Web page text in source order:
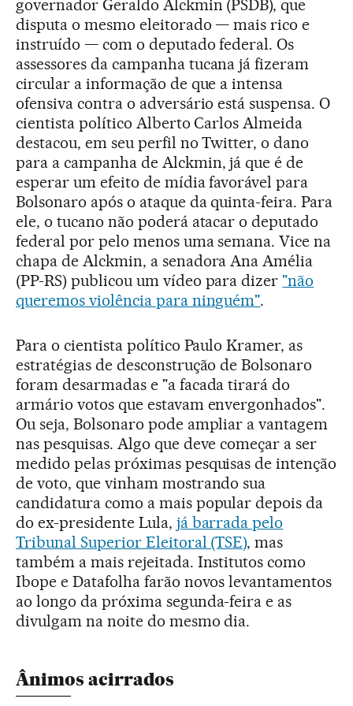
governador Geraldo Alckmin (PSDB), que
disputa o mesmo eleitorado — mais rico e
instruído — com o deputado federal. Os
assessores da campanha tucana já fizeram
circular a informação de que a intensa
ofensiva contra o adversário está suspensa. O
cientista político Alberto Carlos Almeida
destacou, em seu perfil no Twitter, o dano
para a campanha de Alckmin, já que é de
esperar um efeito de mídia favorável para
Bolsonaro após o ataque da quinta-feira. Para
ele, o tucano não poderá atacar o deputado
federal por pelo menos uma semana. Vice na
chapa de Alckmin, a senadora Ana Amélia
(PP-RS) publicou um vídeo para dizer"não
queremos violência para ninguém".
Para o cientista político Paulo Kramer, as
estratégias de desconstrução de Bolsonaro
foram desarmadas e "a facada tirará do
armário votos que estavam envergonhados".
Ou seja, Bolsonaro pode ampliar a vantagem
nas pesquisas. Algo que deve começar a ser
medido pelas próximas pesquisas de intenção
de voto, que vinham mostrando sua
candidatura como a mais popular depois da
do ex-presidente Lula, já barrada pelo
Tribunal Superior Eleitoral (TSE), mas
também a mais rejeitada. Institutos como
Ibope e Datafolha farão novos levantamentos
ao longo da próxima segunda-feira e as
divulgam na noite do mesmo dia.
Ânimos acirrados